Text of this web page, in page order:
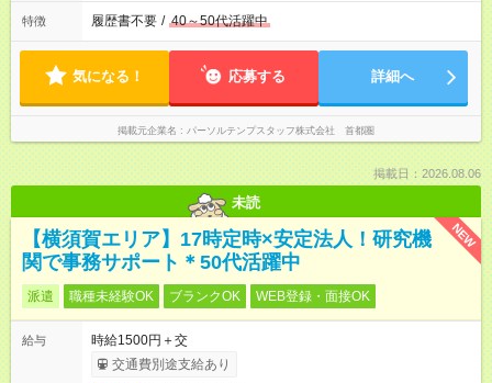
特徴 履歴書不要 / 40～50代活躍中
気になる！ 応募する 詳細へ
掲載元企業名 パーソルテンプスタッフ株式会社 首都圏
掲載日：2026.08.06
未読
NEW
【横須賀エリア】17時定時×安定法人！研究機
関で事務サポート＊50代活躍中
派遣 職種未経験OK ブランクOK WEB登録・面接OK
給与
時給1500円＋交
交通費別途支給あり